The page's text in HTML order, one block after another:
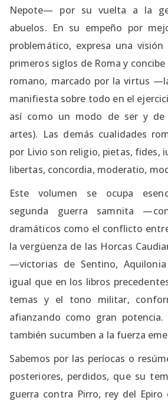
Nepote— por su vuelta a la
abuelos. En su empeño por
problemático, expresa una
primeros siglos de Roma y
romano, marcado por la virtus
manifiesta sobre todo en el
así como un modo de ser y de
artes). Las demás cualidades
por Livio son religio, pietas, fides,
libertas, concordia, moderatio,
Este volumen se ocupa
segunda guerra samnita
dramáticos como el conflicto
la vergüenza de las Horcas
—victorias de Sentino,
igual que en los libros
temas y el tono militar,
afianzando como gran
también sucumben a la fuerza
Sabemos por las períocas o
posteriores, perdidos, que su
guerra contra Pirro, rey del Epiro